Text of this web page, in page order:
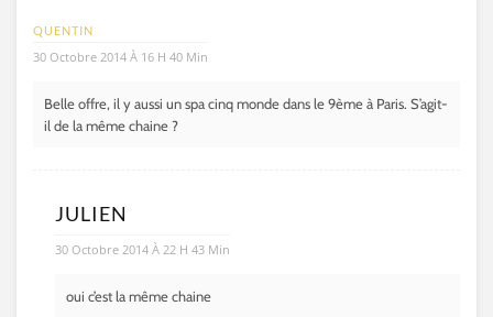
QUENTIN
30 Octobre 2014 À 16 H 40 Min
Belle offre, il y aussi un spa cinq monde dans le 9ème à Paris. S’agit-
il de la même chaine ?
JULIEN
30 Octobre 2014 À 22 H 43 Min
oui c’est la même chaine